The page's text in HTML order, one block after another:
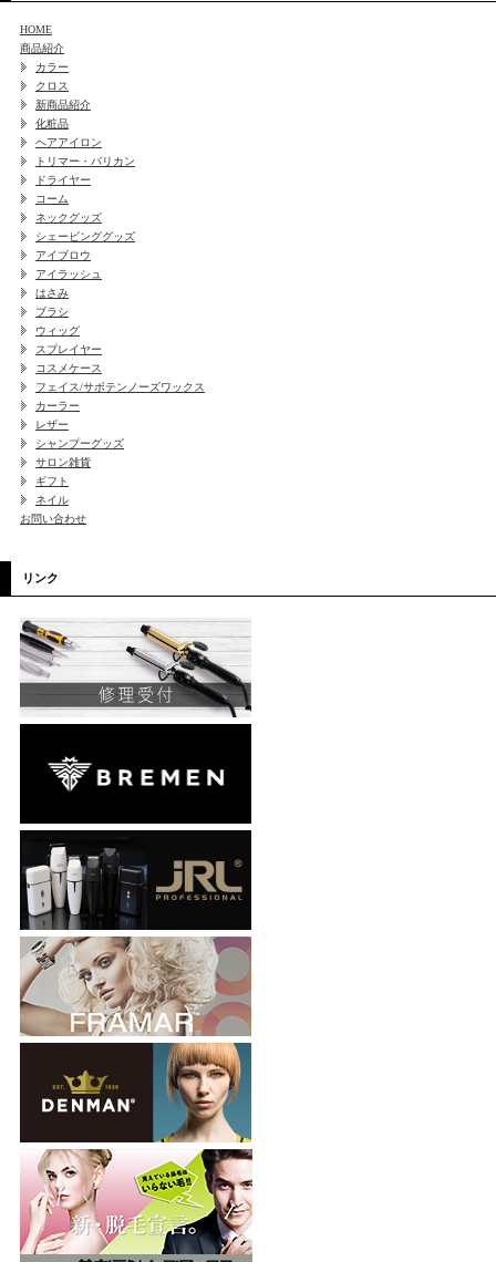
HOME
商品紹介
カラー
クロス
新商品紹介
化粧品
ヘアアイロン
トリマー・バリカン
ドライヤー
コーム
ネックグッズ
シェービンググッズ
アイブロウ
アイラッシュ
はさみ
ブラシ
ウィッグ
スプレイヤー
コスメケース
フェイス/サボテンノーズワックス
カーラー
レザー
シャンプーグッズ
サロン雑貨
ギフト
ネイル
お問い合わせ
リンク